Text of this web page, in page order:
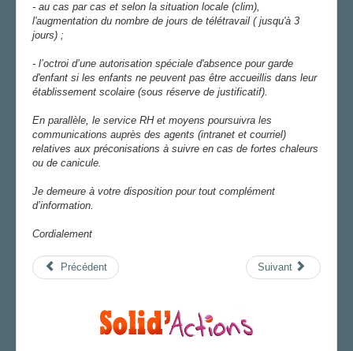
- au cas par cas et selon la situation locale (clim),
l'augmentation du nombre de jours de télétravail ( jusqu'à 3
jours) ;
- l’octroi d’une autorisation spéciale d'absence pour garde
d'enfant si les enfants ne peuvent pas être accueillis dans leur
établissement scolaire (sous réserve de justificatif).
En parallèle, le service RH et moyens poursuivra les
communications auprès des agents (intranet et courriel)
relatives aux préconisations à suivre en cas de fortes chaleurs
ou de canicule.
Je demeure à votre disposition pour tout complément
d’information.
Cordialement
Précédent Suivant